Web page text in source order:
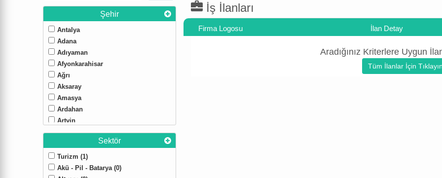
Şehir
Antalya
Adana
Adıyaman
Afyonkarahisar
Ağrı
Aksaray
Amasya
Ardahan
Artvin
Bartın
Bayburt
Bilecik
Sektör
Turizm (1)
Akü - Pil - Batarya (0)
İş İlanları
Firma Logosu İlan Detay
Aradığınız Kriterlere Uygun
Tüm İlanlar İçin